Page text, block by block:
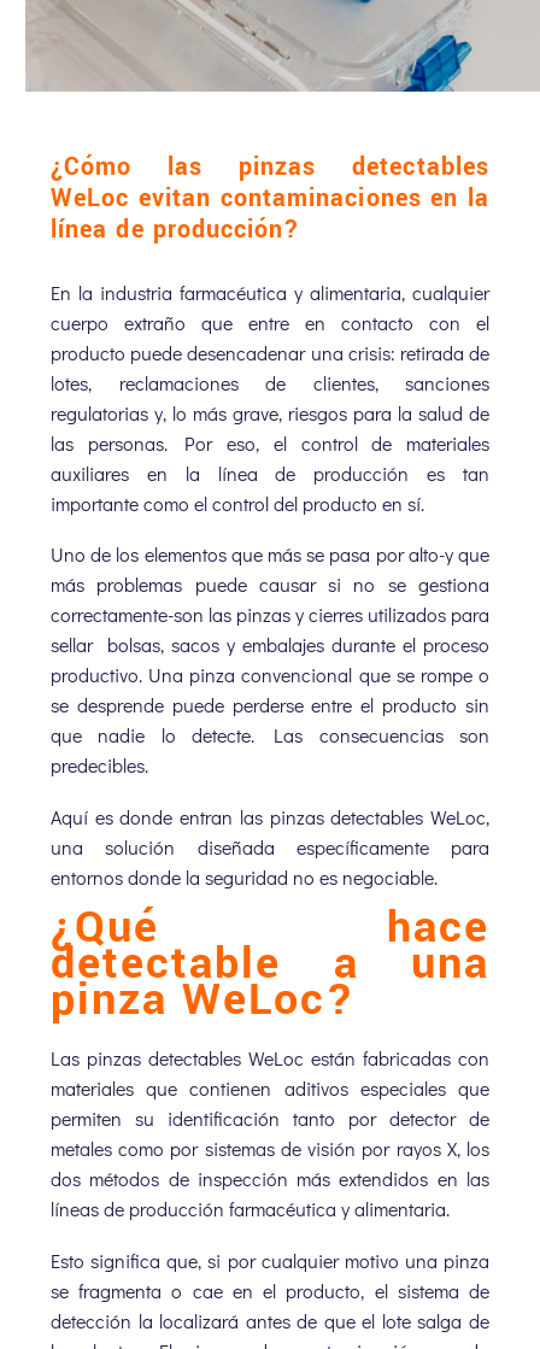
¿Cómo las pinzas detectables
WeLoc evitan contaminaciones en la
línea de producción?
En la industria farmacéutica y alimentaria, cualquier
cuerpo extraño que entre en contacto con el
producto puede desencadenar una crisis: retirada de
lotes, reclamaciones de clientes, sanciones
regulatorias y, lo más grave, riesgos para la salud de
las personas. Por eso, el control de materiales
auxiliares en la línea de producción es tan
importante como el control del producto en sí.
Uno de los elementos que más se pasa por alto-y que
más problemas puede causar si no se gestiona
correctamente-son las pinzas y cierres utilizados para
sellar bolsas, sacos y embalajes durante el proceso
productivo. Una pinza convencional que se rompe o
se desprende puede perderse entre el producto sin
que nadie lo detecte. Las consecuencias son
predecibles.
Aquí es donde entran las pinzas detectables WeLoc,
una solución diseñada específicamente para
entornos donde la seguridad no es negociable.
¿Qué hace
detectable a una
pinza WeLoc?
Las pinzas detectables WeLoc están fabricadas con
materiales que contienen aditivos especiales que
permiten su identificación tanto por detector de
metales como por sistemas de visión por rayos X, los
dos métodos de inspección más extendidos en las
líneas de producción farmacéutica y alimentaria.
Esto significa que, si por cualquier motivo una pinza
se fragmenta o cae en el producto, el sistema de
detección la localizará antes de que el lote salga de